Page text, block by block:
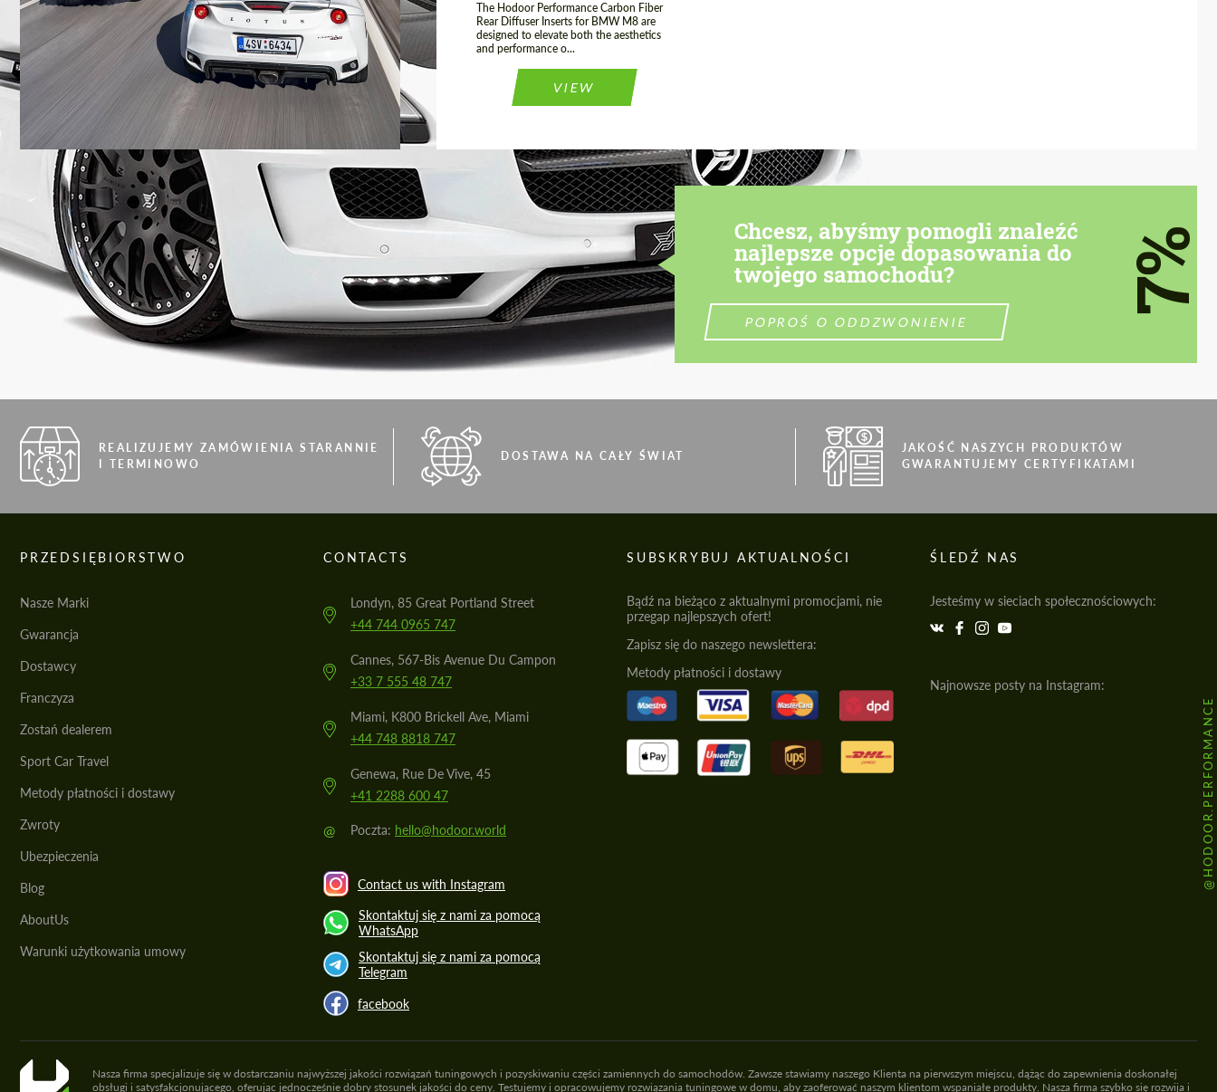
The Hodoor Performance Carbon Fiber
Rear Diffuser Inserts for BMW M8 are
designed to elevate both the aesthetics
and performance o...
VIEW
Chcesz, abyśmy pomogli znaleźć
najlepsze opcje dopasowania do
twojego samochodu?
POPROŚ O ODDZWONIENIE
7%
REALIZUJEMY ZAMÓWIENIA STARANNIE
I TERMINOWO
DOSTAWA NA CAŁY ŚWIAT
JAKOŚĆ NASZYCH PRODUKTÓW
GWARANTUJEMY CERTYFIKATAMI
PRZEDSIĘBIORSTWO
Nasze Marki
Gwarancja
Dostawcy
Franczyza
Zostań dealerem
Sport Car Travel
Metody płatności i dostawy
Zwroty
Ubezpieczenia
Blog
AboutUs
Warunki użytkowania umowy
CONTACTS
Londyn, 85 Great Portland Street
+44 744 0965 747
Cannes, 567-Bis Avenue Du Campon
+33 7 555 48 747
Miami, K800 Brickell Ave, Miami
+44 748 8818 747
Genewa, Rue De Vive, 45
+41 2288 600 47
@ Poczta: hello@hodoor.world
Contact us with Instagram
Skontaktuj się z nami za pomocą
WhatsApp
Skontaktuj się z nami za pomocą
Telegram
facebook
SUBSKRYBUJ AKTUALNOŚCI
Bądź na bieżąco z aktualnymi promocjami, nie
przegap najlepszych ofert!
Zapisz się do naszego newslettera:
Metody płatności i dostawy
ŚLEDŹ NAS
Jesteśmy w sieciach społecznościowych:
Najnowsze posty na Instagram:
@HODOOR.PERFORMANCE
Nasza firma specjalizuje się w dostarczaniu najwyższej jakości rozwiązań tuningowych i pozyskiwaniu części zamiennych do samochodów. Zawsze stawiamy naszego Klienta na pierwszym miejscu, dążąc do zapewnienia doskonałej
obsługi i satysfakcjonującego, oferując jednocześnie dobry stosunek jakości do ceny. Testujemy i opracowujemy rozwiązania tuningowe w domu, aby zaoferować naszym klientom wspaniałe produkty. Nasza firma szybko się rozwija i